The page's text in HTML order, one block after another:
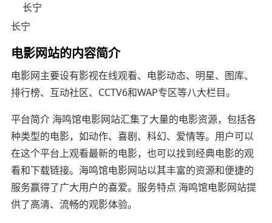
长宁
长宁
电影网站的内容简介
电影网主要设有影视在线观看、电影动态、明星、图库、
排行榜、互动社区、CCTV6和WAP专区等八大栏目。
平台简介 海鸣馆电影网站汇集了大量的电影资源，包括各
种类型的电影，如动作、喜剧、科幻、爱情等。用户可以
在这个平台上观看最新的电影，也可以找到经典电影的观
看和下载链接。海鸣馆电影网站以其丰富的资源和便捷的
服务赢得了广大用户的喜爱。服务特点 海鸣馆电影网站提
供了高清、流畅的观影体验。